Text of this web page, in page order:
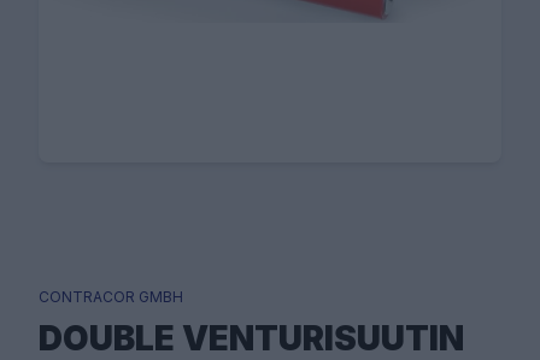
CONTRACOR GMBH
DOUBLE VENTURISUUTIN